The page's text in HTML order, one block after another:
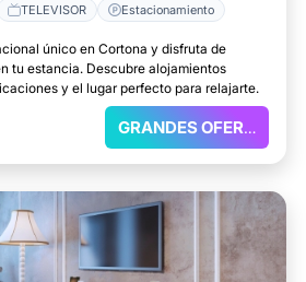
TELEVISOR Estacionamiento
único en Cortona y disfruta de
tu estancia. Descubre alojamientos
y el lugar perfecto para relajarte.
GRANDES OFERTAS